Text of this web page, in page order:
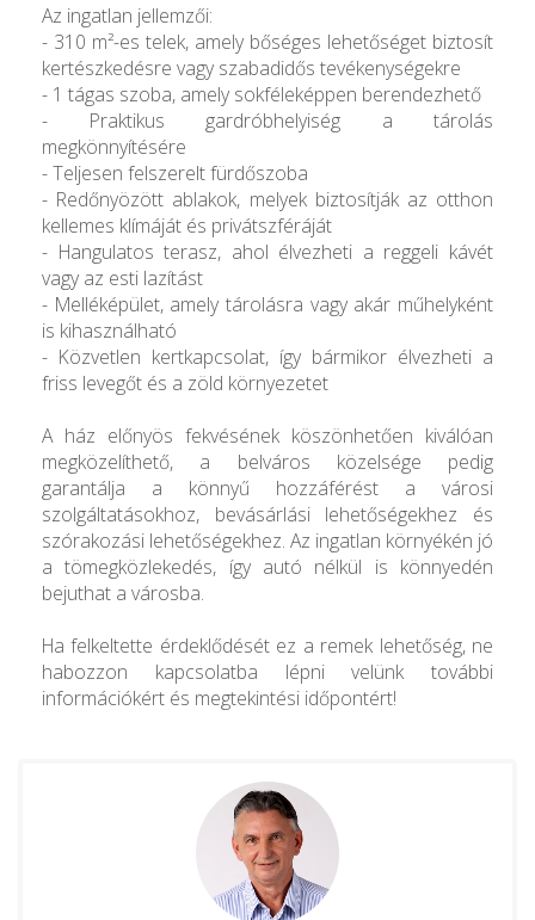
Az ingatlan jellemzői:
- 310 m²-es telek, amely bőséges lehetőséget biztosít
kertészkedésre vagy szabadidős tevékenységekre
- 1 tágas szoba, amely sokféleképpen berendezhető
- Praktikus gardróbhelyiség a tárolás
megkönnyítésére
- Teljesen felszerelt fürdőszoba
- Redőnyözött ablakok, melyek biztosítják az otthon
kellemes klímáját és privátszféráját
- Hangulatos terasz, ahol élvezheti a reggeli kávét
vagy az esti lazítást
- Melléképület, amely tárolásra vagy akár műhelyként
is kihasználható
- Közvetlen kertkapcsolat, így bármikor élvezheti a
friss levegőt és a zöld környezetet
A ház előnyös fekvésének köszönhetően kiválóan
megközelíthető, a belváros közelsége pedig
garantálja a könnyű hozzáférést a városi
szolgáltatásokhoz, bevásárlási lehetőségekhez és
szórakozási lehetőségekhez. Az ingatlan környékén jó
a tömegközlekedés, így autó nélkül is könnyedén
bejuthat a városba.
Ha felkeltette érdeklődését ez a remek lehetőség, ne
habozzon kapcsolatba lépni velünk további
információkért és megtekintési időpontért!